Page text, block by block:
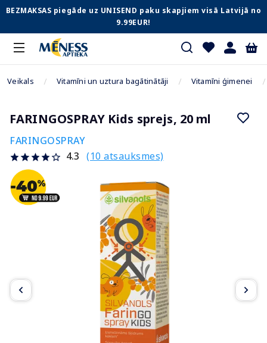
BEZMAKSAS piegāde uz UNISEND paku skapjiem visā Latvijā no
9.99EUR!
Veikals Vitamīni un uztura bagātinātāji Vitamīni ģimenei
FARINGOSPRAY Kids sprejs, 20 ml
FARINGOSPRAY
4.3 (10 atsauksmes)